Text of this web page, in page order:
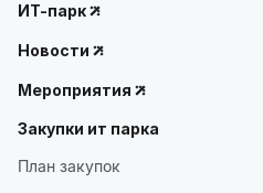
ИТ-парк
Новости
Мероприятия
Закупки ит парка
План закупок